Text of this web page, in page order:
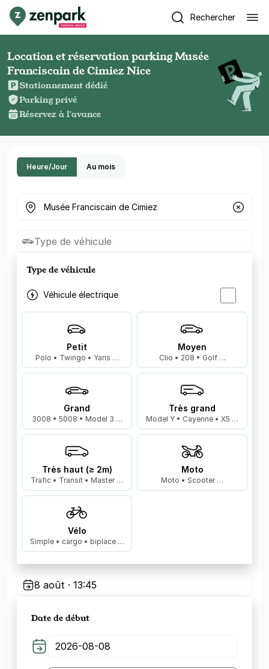
Rechercher
Location et réservation parking Musée
Franciscain de Cimiez Nice
Stationnement dédié
Parking privé
Réservez à l'avance
Heure/Jour Au mois
Où cherchez-vous un parking ?
Type de véhicule
Type de véhicule
Véhicule électrique
Petit
Polo • Twingo • Yaris …
Moyen
Clio • 208 • Golf …
Grand
3008 • 5008 • Model 3 …
Très grand
Model Y • Cayenne • X5 …
Très haut (≥ 2m)
Trafic • Transit • Master …
Moto
Moto • Scooter …
Vélo
Simple • cargo • biplace …
8 août · 13:45
Date de début